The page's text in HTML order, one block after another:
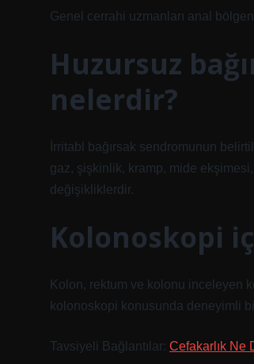
Genel cerrahi uzmanları anal
Huzursuz
nelerdir?
İrritabl bağırsak sendromunun
gaz, şişkinlik, kramp, mide ekşimesi,
değişikliklerdir.
Kolonoskopi
Kolon, rektum ve kolonu inceleyen
kolonoskopi konusunda deneyimli
Tavsiyeli Bağlantılar: Cefakarlık Ne